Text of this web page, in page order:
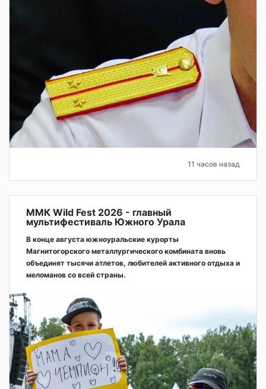
11 часов назад
ММК Wild Fest 2026 - главный
мультифестиваль Южного Урала
В конце августа южноуральские курорты
Магнитогорского металлургического комбината вновь
объединят тысячи атлетов, любителей активного отдыха и
меломанов со всей страны.